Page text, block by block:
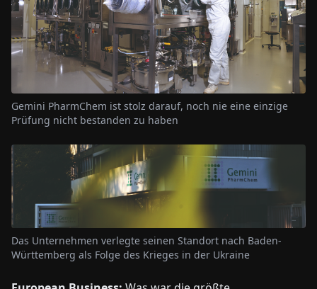
Gemini PharmChem ist stolz darauf, noch nie eine einzige
Prüfung nicht bestanden zu haben
Das Unternehmen verlegte seinen Standort nach Baden-
Württemberg als Folge des Krieges in der Ukraine